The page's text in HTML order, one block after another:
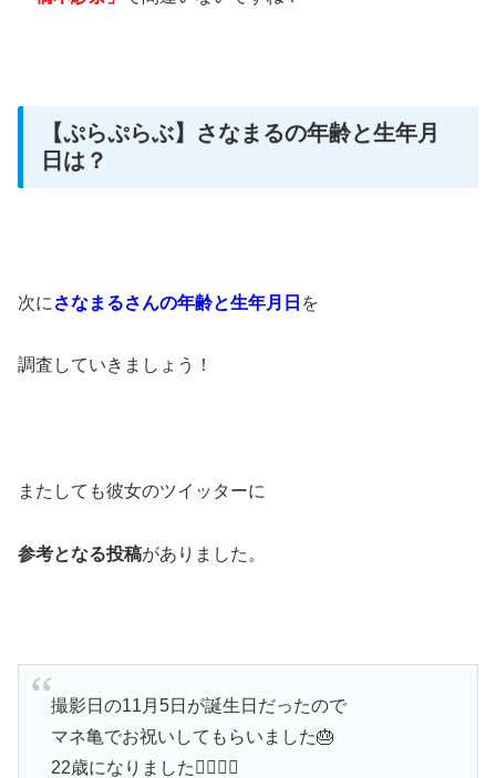
【ぷらぷらぶ】さなまるの年齢と生年月
日は？
次に さなまるさんの年齢と生年月日 を
調査していきましょう！
またしても彼女のツイッターに
参考となる投稿がありました。
撮影日の11月5日が誕生日だったので
マネ亀でお祝いしてもらいました🎂
22歳になりました✌🏻✌🏻